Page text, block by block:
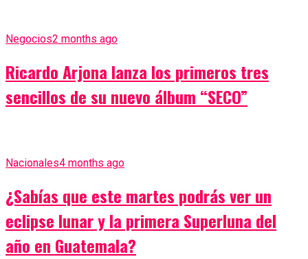
Negocios2 months ago
Ricardo Arjona lanza los primeros tres
sencillos de su nuevo álbum “SECO”
Nacionales4 months ago
¿Sabías que este martes podrás ver un
eclipse lunar y la primera Superluna del
año en Guatemala?